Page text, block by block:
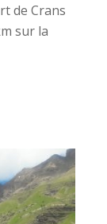
de Crans
sur la